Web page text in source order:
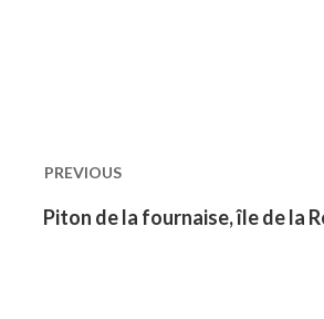
de
l’article
PREVIOUS
Previous
Piton de la fournaise, île de la